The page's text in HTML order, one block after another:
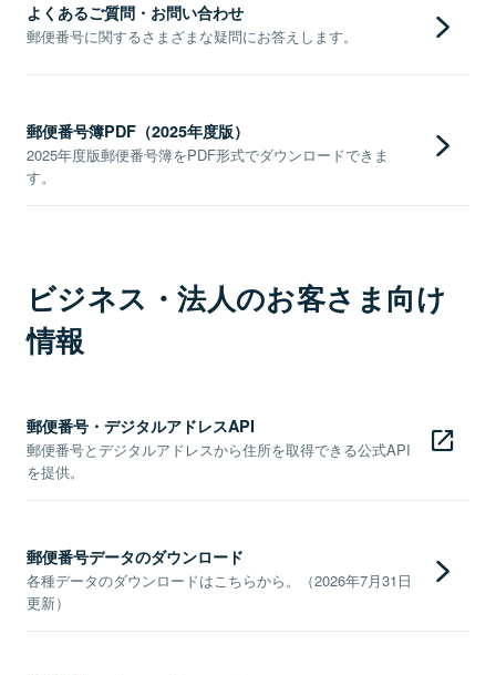
よくあるご質問・お問い合わせ
郵便番号に関するさまざまな疑問にお答えします。
郵便番号簿PDF（2025年度版）
2025年度版郵便番号簿をPDF形式でダウンロードできま
す。
ビジネス・法人のお客さま向け
情報
郵便番号・デジタルアドレスAPI
郵便番号とデジタルアドレスから住所を取得できる公式API
を提供。
郵便番号データのダウンロード
各種データのダウンロードはこちらから。（2026年7月31日
更新）